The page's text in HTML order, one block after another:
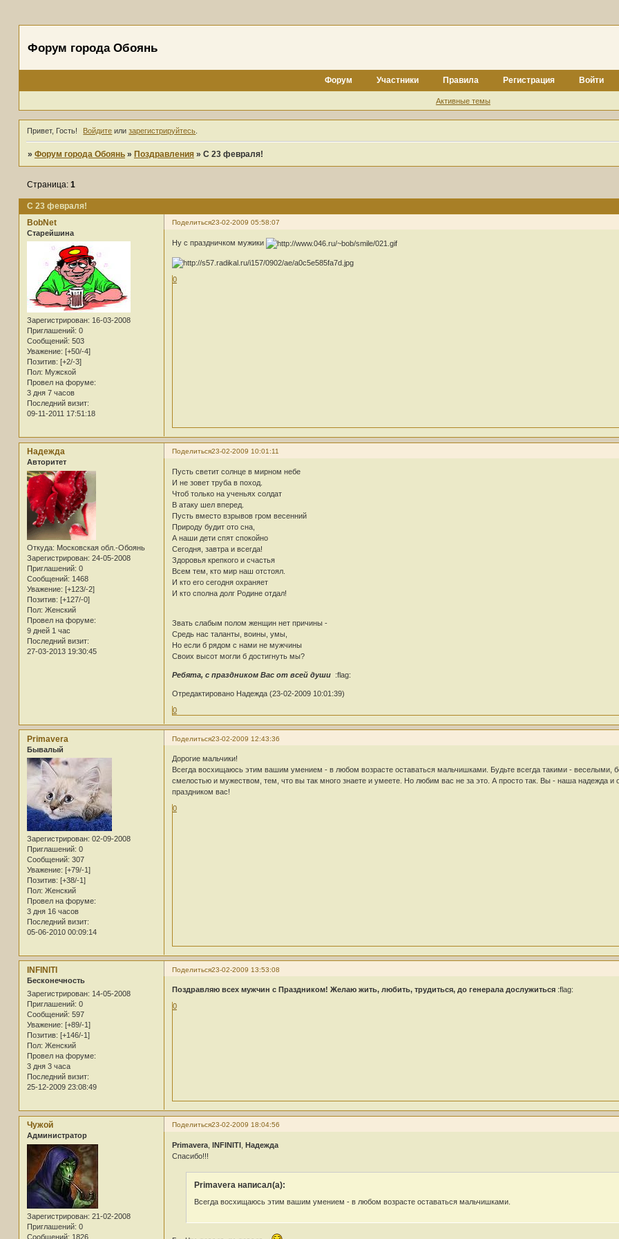
Форум города Обоянь
Форум Участники Правила Регистрация Войти
Активные темы
Привет, Гость! Войдите илизарегистрируйтесь
» Форум города Обоянь » Поздравления » C 23 февраля!
C 23 февраля!
Страница: 1
Поделиться23-02-2009 05:58:07
BobNet
Старейшина
Зарегистрирован: 16-03-2008
Приглашений: 0
Сообщений: 503
Уважение: [+50/-4]
Позитив: [+2/-3]
Пол: Мужской
Провел на форуме:
3 дня 7 часов
Последний визит:
09-11-2011 17:51:18
Ну с праздничком мужики
0
Поделиться23-02-2009 10:01:11
Надежда
Авторитет
Откуда: Московская обл.-Обоянь
Зарегистрирован: 24-05-2008
Приглашений: 0
Сообщений: 1468
Уважение: [+123/-2]
Позитив: [+127/-0]
Пол: Женский
Провел на форуме:
9 дней 1 час
Последний визит:
27-03-2013 19:30:45
Пусть светит солнце в мирном небе
И не зовет труба в поход.
Чтоб только на ученьях солдат
В атаку шел вперед.
Пусть вместо взрывов гром весенний
Природу будит ото сна,
А наши дети спят спокойно
Сегодня, завтра и всегда!
Здоровья крепкого и счастья
Всем тем, кто мир наш отстоял.
И кто его сегодня охраняет
И кто сполна долг Родине отдал!
Звать слабым полом женщин нет причины -
Средь нас таланты, воины, умы,
Но если б рядом с нами не мужчины
Своих высот могли б достигнуть мы?
Ребята, с праздником Вас от всей души :flag:
Отредактировано Надежда (23-02-2009 10:01:39)
0
Поделиться23-02-2009 12:43:36
Primavera
Бывалый
Зарегистрирован: 02-09-2008
Приглашений: 0
Сообщений: 307
Уважение: [+79/-1]
Позитив: [+38/-1]
Пол: Женский
Провел на форуме:
3 дня 16 часов
Последний визит:
05-06-2010 00:09:14
Дорогие мальчики!
Всегда восхищаюсь этим вашим умением - в любом возрасте оставаться мальчишками. Будьте всегда такими -
смелостью и мужеством, тем, что вы так много знаете и умеете. Но любим вас не за это. А просто так. Вы - наша надежда
праздником вас!
0
Поделиться23-02-2009 13:53:08
INFINITI
Бесконечность
Зарегистрирован: 14-05-2008
Приглашений: 0
Сообщений: 597
Уважение: [+89/-1]
Позитив: [+146/-1]
Пол: Женский
Провел на форуме:
3 дня 3 часа
Последний визит:
25-12-2009 23:08:49
Поздравляю всех мужчин с Праздником! Желаю жить, любить, трудиться, до генерала дослужиться:flag:
0
Поделиться23-02-2009 18:04:56
Чужой
Администратор
Зарегистрирован: 21-02-2008
Приглашений: 0
Сообщений: 1826
Primavera, INFINITI, Надежда
Спасибо!!!
Primavera написал(а):
Всегда восхищаюсь этим вашим умением - в любом возрасте оставаться мальчишками.